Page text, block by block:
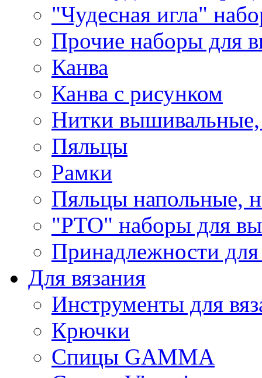
"Чудесная игла"
Прочие наборы для
Канва
Канва с рисунком
Нитки
Пяльцы
Рамки
Пяльцы напольные,
"РТО" наборы для
Принадлежности
Для вязания
Инструменты для
Крючки
Спицы GAMMA